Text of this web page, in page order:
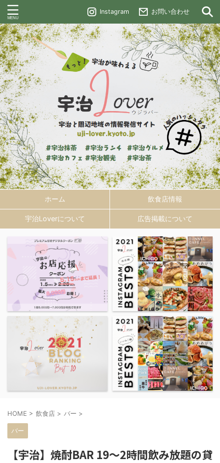
Instagram お問い合わせ
ホーム 飲食店情報
宇治Loverについて 広告掲載について
HOME > 飲食店 > バー >
バー
【宇治】焼酎BAR 19～2時間飲み放題の貸